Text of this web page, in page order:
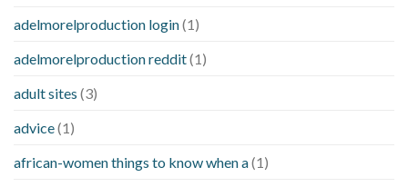
adelmorelproduction login(1)
adelmorelproduction reddit(1)
adult sites (3)
advice(1)
african-women things to know when a(1)